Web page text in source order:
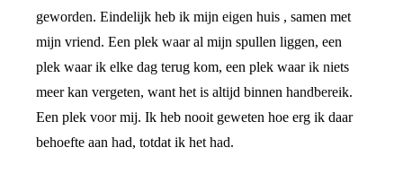
geworden. Eindelijk heb ik mijn eigen huis , samen met
mijn vriend. Een plek waar al mijn spullen liggen, een
plek waar ik elke dag terug kom, een plek waar ik niets
meer kan vergeten, want het is altijd binnen handbereik.
Een plek voor mij. Ik heb nooit geweten hoe erg ik daar
behoefte aan had, totdat ik het had.